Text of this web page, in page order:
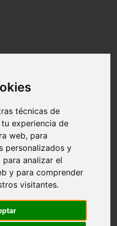
técnicas de
experiencia de
web, para
personalizados y
para analizar el
y para comprender
visitantes.
momento para lavarse los
de los profesionales
para
la mañana? La